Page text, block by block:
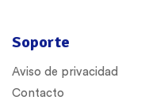
Soporte
Aviso de privacidad
Contacto